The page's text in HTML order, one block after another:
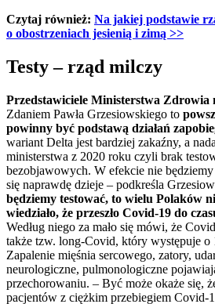
Czytaj również: Na jakiej podstawie
o obostrzeniach jesienią i zimą >>
Testy – rząd milczy
Przedstawiciele Ministerstwa Zdrowia
Zdaniem Pawła Grzesiowskiego to
powinny być podstawą działań
wariant Delta jest bardziej zakaźny, a
ministerstwa z 2020 roku czyli brak
bezobjawowych. W efekcie nie
się naprawdę dzieje – podkreśla
będziemy testować, to wielu Polaków
wiedziało, że przeszło Covid-19 do
Według niego za mało się mówi, że
także tzw. long-Covid, który występuje o
Zapalenie mięśnia sercowego, zatory,
neurologiczne, pulmonologiczne
przechorowaniu. – Być może okaże się,
pacjentów z ciężkim przebiegiem Covid-